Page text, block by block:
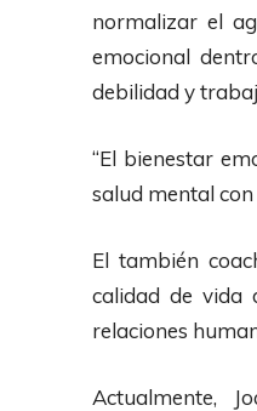
normalizar el
emocional
debilidad y
“El bienestar
salud mental
El también
calidad de vida
relaciones
Actualmente,